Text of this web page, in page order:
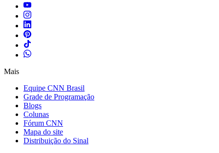
Mais
Equipe CNN Brasil
Grade de Programação
Blogs
Colunas
Fórum CNN
Mapa do site
Distribuição do Sinal